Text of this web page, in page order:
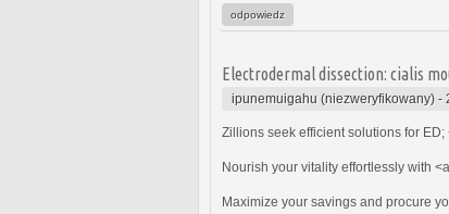
odpowiedz
Electrodermal dissection: cialis
ipunemuigahu (niezweryfikowany) -
Zillions seek efficient solutions for ED;
Nourish your vitality effortlessly with
Maximize your savings and procure